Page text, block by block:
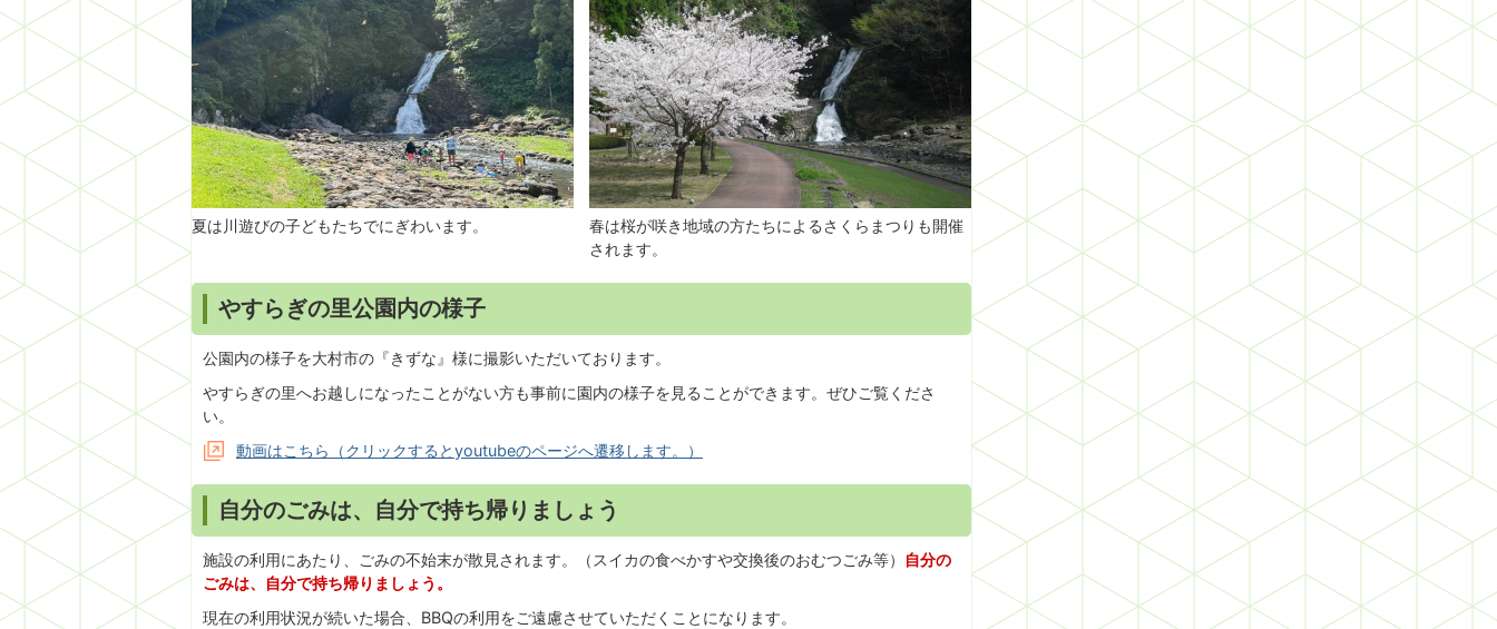
夏は川遊びの子どもたちでにぎわいます。
春は桜が咲き地域の方たちによるさくらまつりも開催
されます。
やすらぎの里公園内の様子
公園内の様子を大村市の『きずな』様に撮影いただいております。
やすらぎの里へお越しになったことがない方も事前に園内の様子を見ることができます。ぜひご覧くださ
い。
動画はこちら（クリックするとyoutubeのページへ遷移します。）
自分のごみは、自分で持ち帰りましょう
施設の利用にあたり、ごみの不始末が散見されます。（スイカの食べかすや交換後のおむつごみ等）
自分の
ごみは、自分で持ち帰りましょう。
現在の利用状況が続いた場合、BBQの利用をご遠慮させていただくことになります。